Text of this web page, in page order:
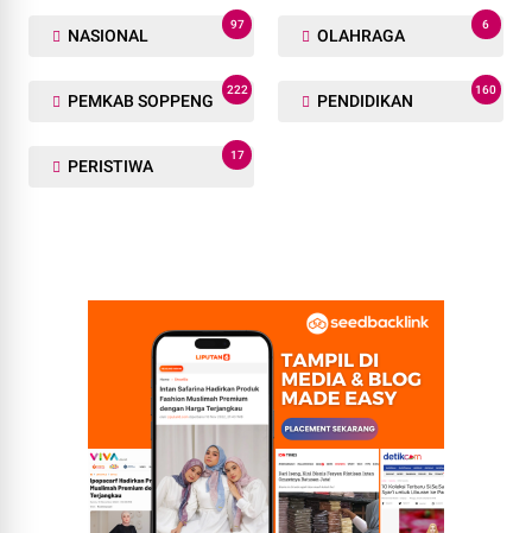
NASIONAL
97
OLAHRAGA
6
PEMKAB SOPPENG
222
PENDIDIKAN
160
PERISTIWA
17